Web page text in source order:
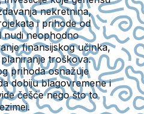
nekretnina,
i prihode od
nudi neophodno
finansijskog učinka,
troškova.
prihoda osnažuje
dobiju blagovremene i
češće nego što to